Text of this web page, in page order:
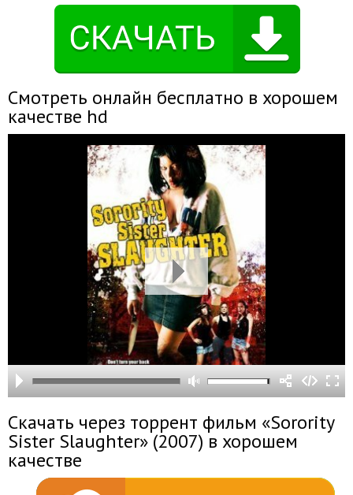
Смотреть онлайн бесплатно в хорошем
качестве hd
Скачать через торрент фильм «Sorority
Sister Slaughter» (2007) в хорошем
качестве